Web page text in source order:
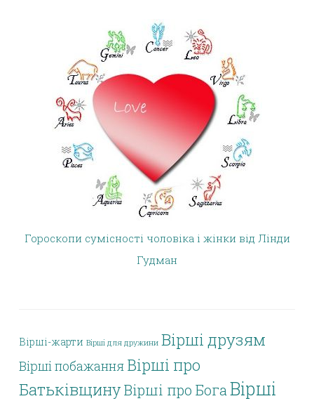
Гороскопи сумісності чоловіка і жінки від Лінди
Гудман
Вірші-жарти Вірші для дружини Вірші друзям
Вірші побажання Вірші про
БатьківщинуВірші про БогаВірші